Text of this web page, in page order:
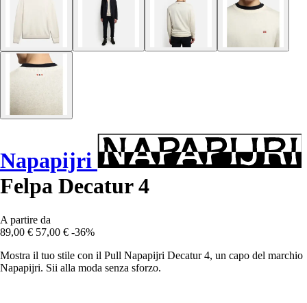
Napapijri
Felpa Decatur 4
A partire da
89,00 € 57,00 € -36%
Mostra il tuo stile con il Pull Napapijri Decatur 4, un capo del marchio
Napapijri. Sii alla moda senza sforzo.